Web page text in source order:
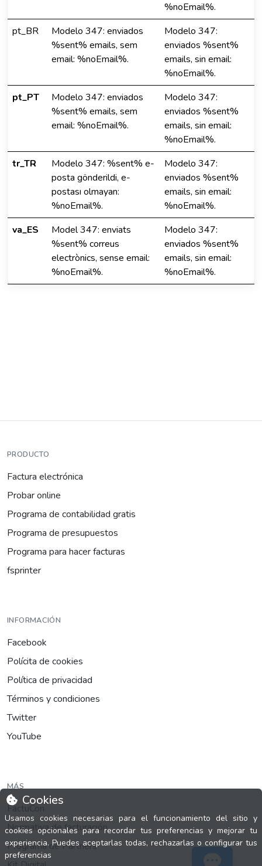
%noEmail%.
pt_BR
Modelo 347: enviados
%sent% emails, sem
email: %noEmail%.
Modelo 347:
enviados %sent%
emails, sin email:
%noEmail%.
pt_PT
Modelo 347: enviados
%sent% emails, sem
email: %noEmail%.
Modelo 347:
enviados %sent%
emails, sin email:
%noEmail%.
tr_TR
Modelo 347: %sent% e-
posta gönderildi, e-
postası olmayan:
%noEmail%.
Modelo 347:
enviados %sent%
emails, sin email:
%noEmail%.
va_ES
Model 347: enviats
%sent% correus
electrònics, sense email:
%noEmail%.
Modelo 347:
enviados %sent%
emails, sin email:
%noEmail%.
Cookies
Usamos cookies necesarias para el funcionamiento del sitio y
cookies opcionales para recordar tus preferencias y mejorar tu
experiencia. Puedes aceptarlas todas, rechazarlas o configurar tus
preferencias
PRODUCTO
Factura electrónica
Probar online
Programa de contabilidad gratis
Programa de presupuestos
Programa para hacer facturas
fsprinter
INFORMACIÓN
Facebook
Polícita de cookies
Política de privacidad
Términos y condiciones
Twitter
YouTube
MÁS
FactuCon
Normativa de facturación
Programa de Partners